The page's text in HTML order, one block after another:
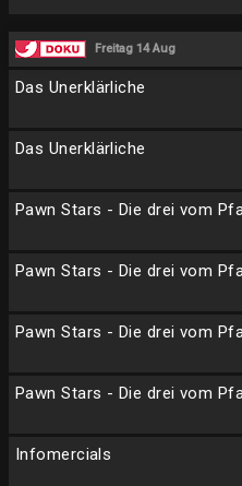
Freitag 14 Aug
Das Unerklärliche
Das Unerklärliche
Pawn Stars - Die drei vom
Pawn Stars - Die drei vom
Pawn Stars - Die drei vom
Pawn Stars - Die drei vom
Infomercials